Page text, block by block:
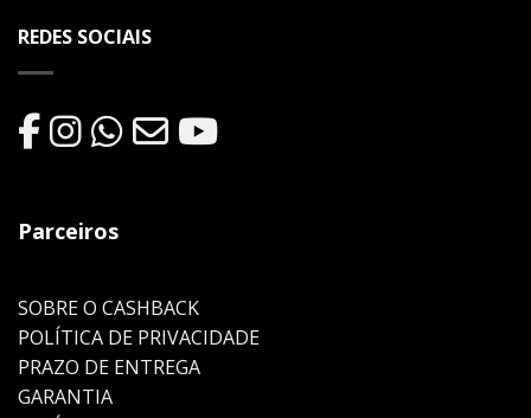
REDES SOCIAIS
Parceiros
SOBRE O CASHBACK
POLÍTICA DE PRIVACIDADE
PRAZO DE ENTREGA
GARANTIA